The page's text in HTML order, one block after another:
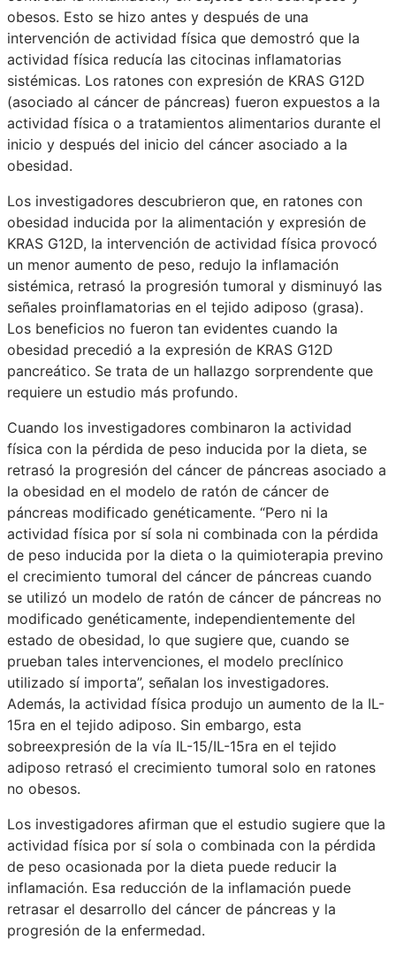
obesos. Esto se hizo antes y después de una
intervención de actividad física que demostró que la
actividad física reducía las citocinas inflamatorias
sistémicas. Los ratones con expresión de KRAS G12D
(asociado al cáncer de páncreas) fueron expuestos a la
actividad física o a tratamientos alimentarios durante el
inicio y después del inicio del cáncer asociado a la
obesidad.
Los investigadores descubrieron que, en ratones con
obesidad inducida por la alimentación y expresión de
KRAS G12D, la intervención de actividad física provocó
un menor aumento de peso, redujo la inflamación
sistémica, retrasó la progresión tumoral y disminuyó las
señales proinflamatorias en el tejido adiposo (grasa).
Los beneficios no fueron tan evidentes cuando la
obesidad precedió a la expresión de KRAS G12D
pancreático. Se trata de un hallazgo sorprendente que
requiere un estudio más profundo.
Cuando los investigadores combinaron la actividad
física con la pérdida de peso inducida por la dieta, se
retrasó la progresión del cáncer de páncreas asociado a
la obesidad en el modelo de ratón de cáncer de
páncreas modificado genéticamente. “Pero ni la
actividad física por sí sola ni combinada con la pérdida
de peso inducida por la dieta o la quimioterapia previno
el crecimiento tumoral del cáncer de páncreas cuando
se utilizó un modelo de ratón de cáncer de páncreas no
modificado genéticamente, independientemente del
estado de obesidad, lo que sugiere que, cuando se
prueban tales intervenciones, el modelo preclínico
utilizado sí importa”, señalan los investigadores.
Además, la actividad física produjo un aumento de la IL-
15ra en el tejido adiposo. Sin embargo, esta
sobreexpresión de la vía IL-15/IL-15ra en el tejido
adiposo retrasó el crecimiento tumoral solo en ratones
no obesos.
Los investigadores afirman que el estudio sugiere que la
actividad física por sí sola o combinada con la pérdida
de peso ocasionada por la dieta puede reducir la
inflamación. Esa reducción de la inflamación puede
retrasar el desarrollo del cáncer de páncreas y la
progresión de la enfermedad.